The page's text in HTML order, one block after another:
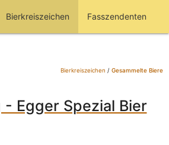
Bierkreiszeichen Fasszendenten
Bierkreiszeichen / Gesammelte Biere
- Egger Spezial Bier